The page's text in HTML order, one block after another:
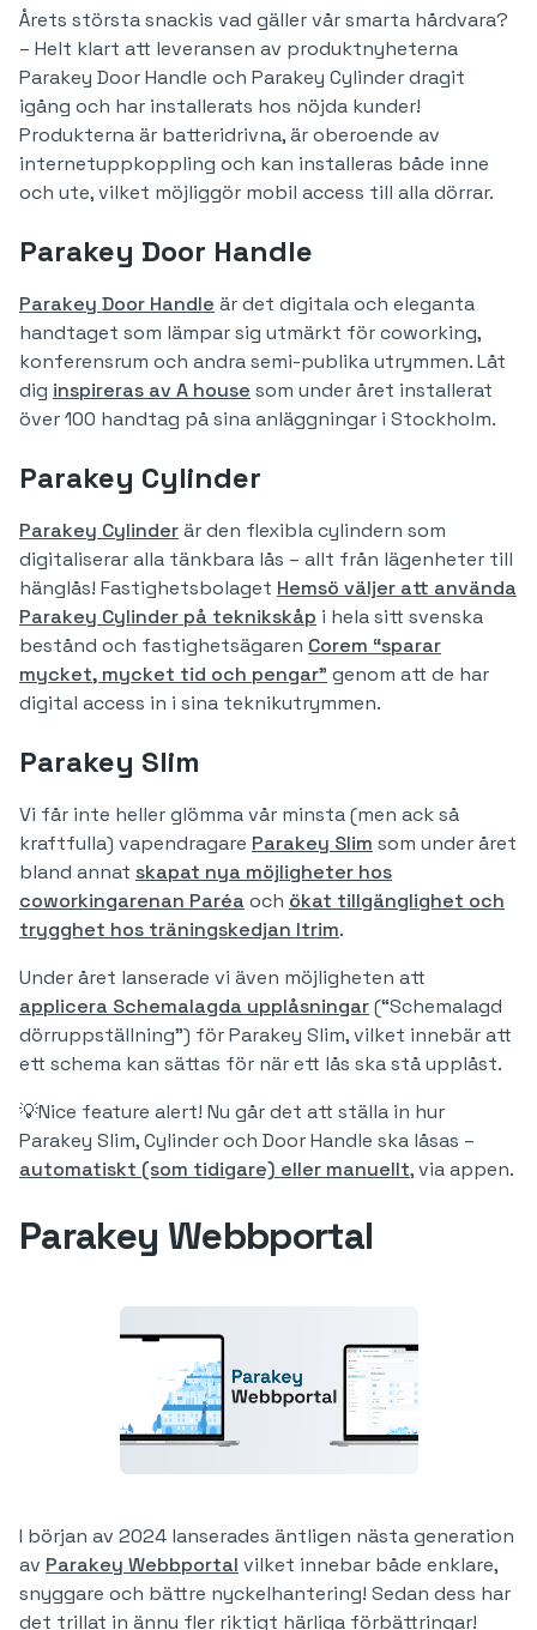
Årets största snackis vad gäller vår smarta hårdvara?
– Helt klart att leveransen av produktnyheterna
Parakey Door Handle och Parakey Cylinder dragit
igång och har installerats hos nöjda kunder!
Produkterna är batteridrivna, är oberoende av
internetuppkoppling och kan installeras både inne
och ute, vilket möjliggör mobil access till alla dörrar.
Parakey Door Handle
Parakey Door Handle är det digitala och eleganta
handtaget som lämpar sig utmärkt för coworking,
konferensrum och andra semi-publika utrymmen. Låt
dig inspireras av A house som under året installerat
över 100 handtag på sina anläggningar i Stockholm.
Parakey Cylinder
Parakey Cylinderär den flexibla cylindern som
digitaliserar alla tänkbara lås – allt från lägenheter till
hänglås! Fastighetsbolaget Hemsö väljer att använda
Parakey Cylinder på teknikskåp i hela sitt svenska
bestånd och fastighetsägaren Corem “sparar
mycket, mycket tid och pengar” genom att de har
digital access in i sina teknikutrymmen.
Parakey Slim
Vi får inte heller glömma vår minsta (men ack så
kraftfulla) vapendragare Parakey Slim som under året
bland annat skapat nya möjligheter hos
coworkingarenan Paréa och ökat tillgänglighet och
trygghet hos träningskedjan Itrim.
Under året lanserade vi även möjligheten att
applicera Schemalagda upplåsningar(“Schemalagd
dörruppställning”) för Parakey Slim, vilket innebär att
ett schema kan sättas för när ett lås ska stå upplåst.
💡Nice feature alert! Nu går det att ställa in hur
Parakey Slim, Cylinder och Door Handle ska låsas –
automatiskt (som tidigare) eller manuellt, via appen.
Parakey Webbportal
I början av 2024 lanserades äntligen nästa generation
av Parakey Webbportal vilket innebar både enklare,
snyggare och bättre nyckelhantering! Sedan dess har
det trillat in ännu fler riktigt härliga förbättringar!